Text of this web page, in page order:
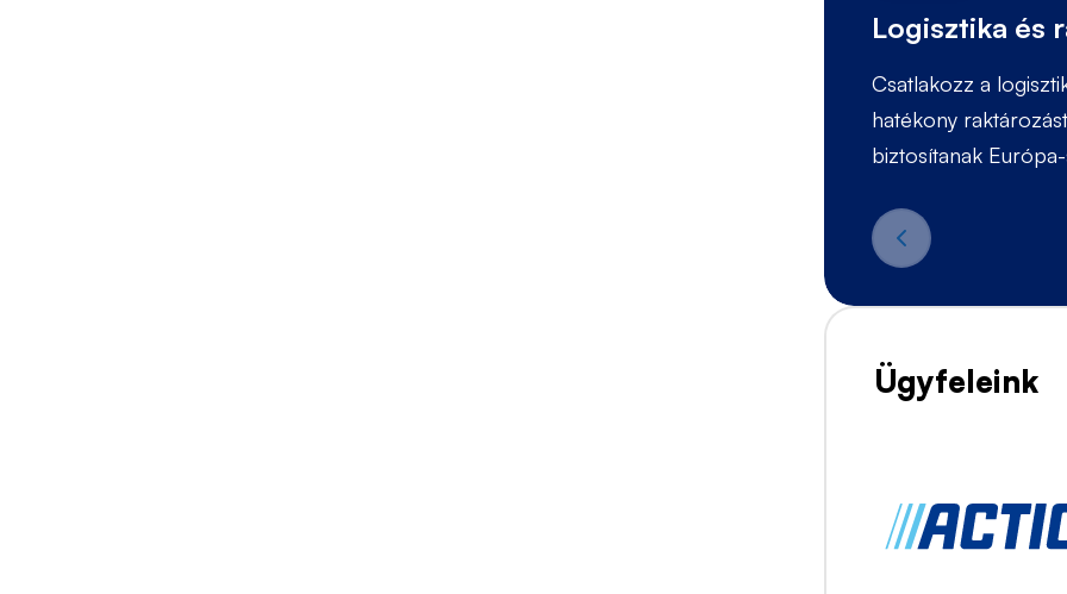
Logisztika és
Csatlakozz a
hatékony
biztosítanak
Ügyfeleink